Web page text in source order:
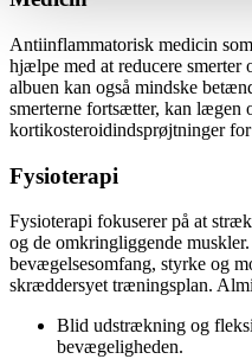
Antiinflammatorisk medicin
hjælpe med at reducere smerter
albuen kan også mindske
smerterne fortsætter, kan lægen
kortikosteroidindsprøjtninger
Fysioterapi
Fysioterapi fokuserer på at
og de omkringliggende
bevægelsesomfang, styrke og
skræddersyet træningsplan.
Blid udstrækning og
bevægeligheden.